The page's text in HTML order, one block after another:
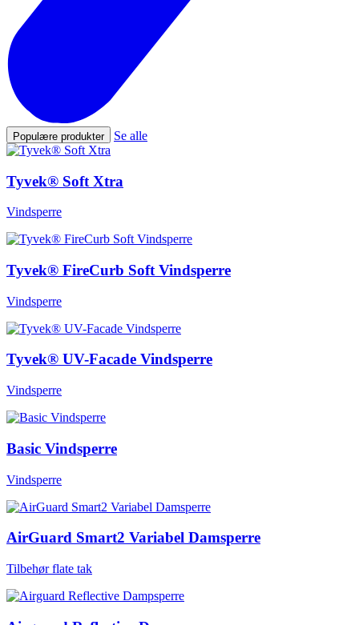
Populære produkter Se alle
Tyvek® Soft Xtra
Vindsperre
Tyvek® FireCurb Soft Vindsperre
Vindsperre
Tyvek® UV-Facade Vindsperre
Vindsperre
Basic Vindsperre
Vindsperre
AirGuard Smart2 Variabel Damsperre
Tilbehør flate tak